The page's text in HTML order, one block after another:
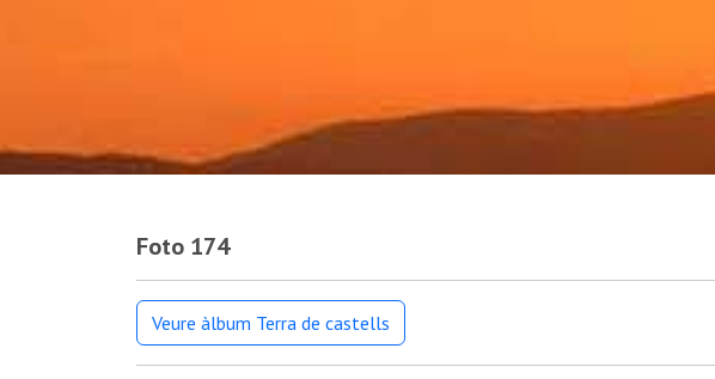
Foto 174
Veure àlbum Terra de castells